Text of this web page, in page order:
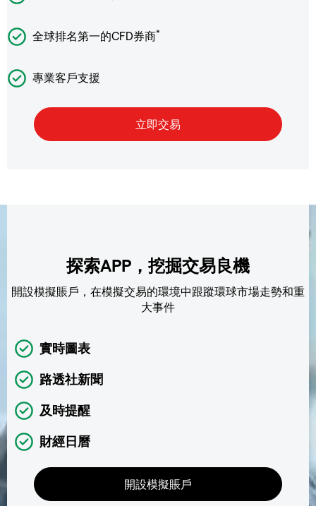
全球排名第一的CFD券商*
專業客戶支援
探索APP，挖掘交易良機
開設模擬賬戶，在模擬交易的環境中跟蹤環球市場走勢和重
大事件
實時圖表
路透社新聞
及時提醒
財經日曆